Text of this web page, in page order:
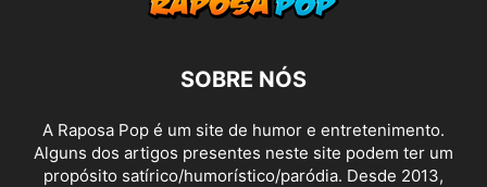
SOBRE NÓS
A Raposa Pop é um site de humor e entretenimento.
Alguns dos artigos presentes neste site podem ter um
propósito satírico/humorístico/paródia. Desde 2013,